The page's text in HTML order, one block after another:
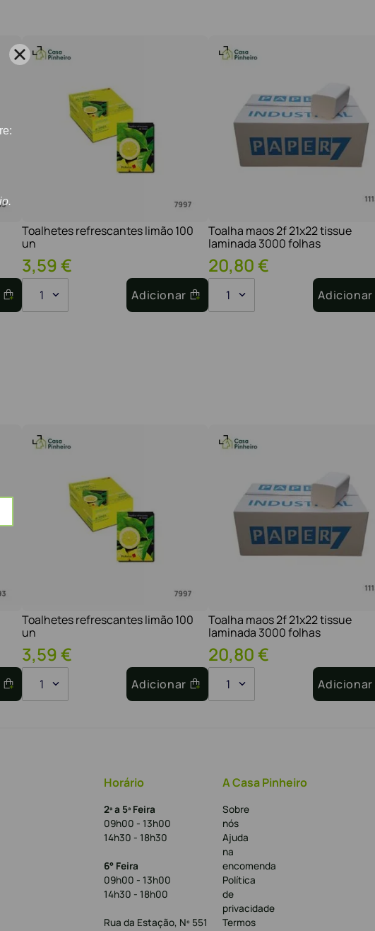
Toalhetes refrescantes limão 100
un
3,59€
1 Adicionar
Toalha maos 2f 21x22 tissue
laminada 3000 folhas
20,80€
1 Adicionar
Toalhetes refrescantes limão 100
un
3,59€
1 Adicionar
Toalha maos 2f 21x22 tissue
laminada 3000 folhas
20,80€
1 Adicionar
Horário
2ª a 5ª Feira
09h00 - 13h00
14h30 - 18h30
6° Feira
09h00 - 13h00
14h30 - 18h00
Rua da Estação, Nº 551
A Casa Pinheiro
Sobre
nós
Ajuda
na
encomenda
Política
de
privacidade
Termos